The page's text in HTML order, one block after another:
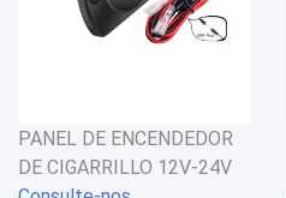
PANEL DE ENCENDEDOR
DE CIGARRILLO 12V-24V